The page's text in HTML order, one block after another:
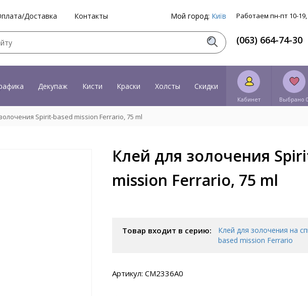
Доставка Контакты Мой город: Київ Работаем пн-пт 10-19,
(063) 664-74-30
Декупаж Кисти Краски Холсты Скидки
Кабинет Выбрано 0
Spirit-based mission Ferrario, 75 ml
Клей для золочения
mission Ferrario, 75 ml
Товар входит в серию:
Клей для золочения на
based mission Ferrario
Артикул: CM2336A0